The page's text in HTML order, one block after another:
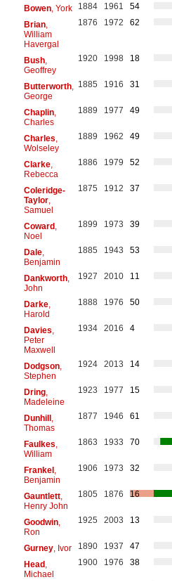
Bowen, York 1884 1961
54
Brian,
William
Havergal
1876 1972 62
Bush,
Geoffrey
1920 1998 18
Butterworth,
George
1885 1916 31
Chaplin,
Charles
1889 1977 49
Charles
Wolseley
1889 1962 49
Clarke,
Rebecca
1886 1979 52
Coleridge-
Taylor,
Samuel
1875 1912 37
Coward,
Noel
1899 1973 39
Dale,
Benjamin
1885 1943 53
Dankworth,
John
1927 2010 11
Darke,
Harold
1888 1976 50
Davies
Peter
Maxwell
1934 2016 4
Dodgson,
Stephen
1924 2013 14
Dring,
Madeleine
1923 1977 15
Dunhill,
Thomas
1877 1946 61
Faulkes
William
1863 1933 70
Frankel,
Benjamin
1906 1973 32
Gauntlett,
Henry John
1805 1876 16
Goodwin,
Ron
1925 2003 13
Gurney, Ivor 1890 1937
47
Head,
Michael
1900 1976 38